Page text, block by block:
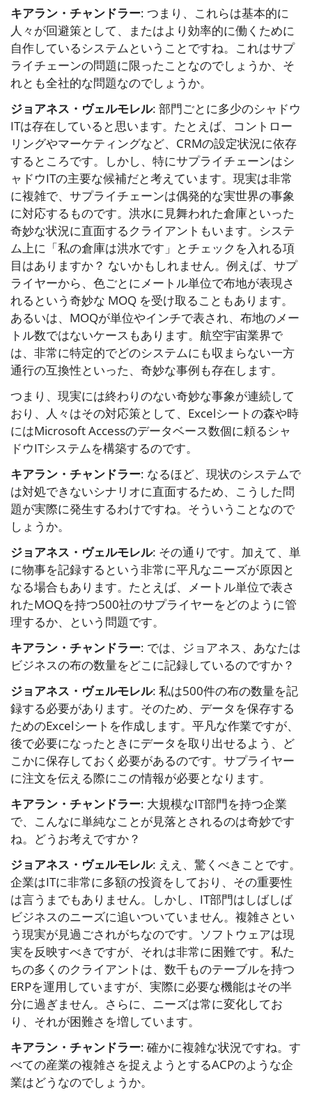
キアラン・チャンドラー: つまり、これらは基本的に
人々が回避策として、またはより効率的に働くために
自作しているシステムということですね。これはサプ
ライチェーンの問題に限ったことなのでしょうか、そ
れとも全社的な問題なのでしょうか。
ジョアネス・ヴェルモレル: 部門ごとに多少のシャドウ
ITは存在していると思います。たとえば、コントロー
リングやマーケティングなど、CRMの設定状況に依存
するところです。しかし、特にサプライチェーンはシ
ャドウITの主要な候補だと考えています。現実は非常
に複雑で、サプライチェーンは偶発的な実世界の事象
に対応するものです。洪水に見舞われた倉庫といった
奇妙な状況に直面するクライアントもいます。システ
ム上に「私の倉庫は洪水です」とチェックを入れる項
目はありますか？ ないかもしれません。例えば、サプ
ライヤーから、色ごとにメートル単位で布地が表現さ
れるという奇妙な MOQ を受け取ることもあります。
あるいは、MOQが単位やインチで表され、布地のメー
トル数ではないケースもあります。航空宇宙業界で
は、非常に特定的でどのシステムにも収まらない一方
通行の互換性といった、奇妙な事例も存在します。
つまり、現実には終わりのない奇妙な事象が連続して
おり、人々はその対応策として、Excelシートの森や時
にはMicrosoft Accessのデータベース数個に頼るシャ
ドウITシステムを構築するのです。
キアラン・チャンドラー: なるほど、現状のシステムで
は対処できないシナリオに直面するため、こうした問
題が実際に発生するわけですね。そういうことなので
しょうか。
ジョアネス・ヴェルモレル: その通りです。加えて、単
に物事を記録するという非常に平凡なニーズが原因と
なる場合もあります。たとえば、メートル単位で表さ
れたMOQを持つ500社のサプライヤーをどのように管
理するか、という問題です。
キアラン・チャンドラー: では、ジョアネス、あなたは
ビジネスの布の数量をどこに記録しているのですか？
ジョアネス・ヴェルモレル: 私は500件の布の数量を記
録する必要があります。そのため、データを保存する
ためのExcelシートを作成します。平凡な作業ですが、
後で必要になったときにデータを取り出せるよう、ど
こかに保存しておく必要があるのです。サプライヤー
に注文を伝える際にこの情報が必要となります。
キアラン・チャンドラー: 大規模なIT部門を持つ企業
で、こんなに単純なことが見落とされるのは奇妙です
ね。どうお考えですか？
ジョアネス・ヴェルモレル: ええ、驚くべきことです。
企業はITに非常に多額の投資をしており、その重要性
は言うまでもありません。しかし、IT部門はしばしば
ビジネスのニーズに追いついていません。複雑さとい
う現実が見過ごされがちなのです。ソフトウェアは現
実を反映すべきですが、それは非常に困難です。私た
ちの多くのクライアントは、数千ものテーブルを持つ
ERPを運用していますが、実際に必要な機能はその半
分に過ぎません。さらに、ニーズは常に変化してお
り、それが困難さを増しています。
キアラン・チャンドラー: 確かに複雑な状況ですね。す
べての産業の複雑さを捉えようとするACPのような企
業はどうなのでしょうか。